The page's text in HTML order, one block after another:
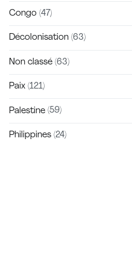
Congo (47)
Décolonisation (63)
Non classé (63)
Paix (121)
Palestine (59)
Philippines (24)